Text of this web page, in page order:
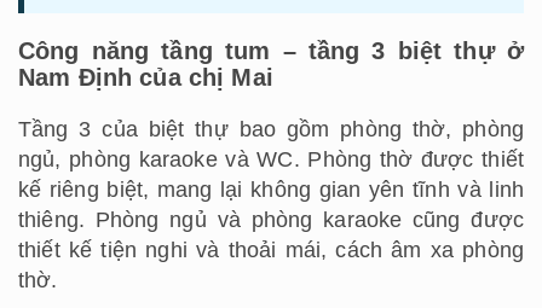
Công năng tầng tum – tầng 3 biệt thự ở
Nam Định của chị Mai
Tầng 3 của biệt thự bao gồm phòng thờ, phòng
ngủ, phòng karaoke và WC. Phòng thờ được thiết
kế riêng biệt, mang lại không gian yên tĩnh và linh
thiêng. Phòng ngủ và phòng karaoke cũng được
thiết kế tiện nghi và thoải mái, cách âm xa phòng
thờ.